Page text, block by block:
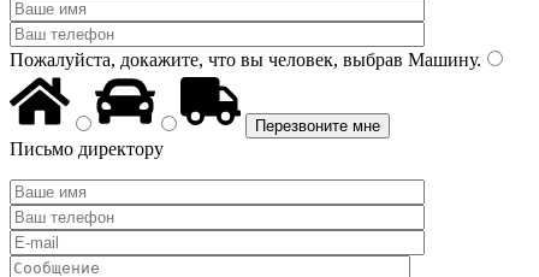
Пожалуйста, докажите, что вы человек, выбрав Машину.
Письмо директору